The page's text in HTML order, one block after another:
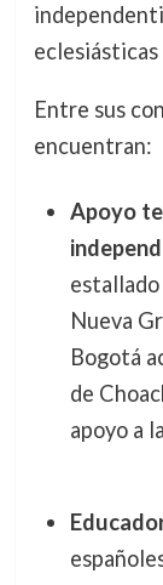
Entre sus
encuentran:
Apoyo
Nueva
Bogotá
de
apoyo a